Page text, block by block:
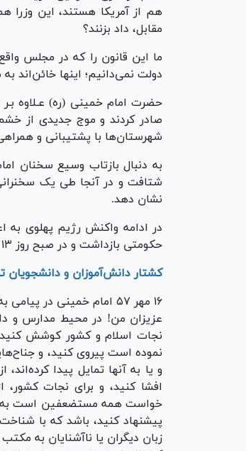
هم از آمریکا هستند، این وزرا
مقابل، داد بزنند؟
ما این قانون را که در مجلس
دولت نمی‌دانیم؛ اینها خائن‌اند
حضرت امام خمینی (ره) عـلاوه
صادر کردند و موج جدیدی از خشم
شهرستان‌ها با پشتیبانی و
به دنبال بازتاب وسیع سخنان
شتافت و در آنجا طی یک
نشان دهد.
حکومتی بازداشت و در صبح روز ۱۳ آبان با هواپیمای نظامی به ترکیه تبعید شدند.
کشتار دانش‌آموزان و دانشجویان
۱۶ مهر ۵۷ امام خمینی
عزیزان من! در محیط مدارس و
نجات اسلام و کشور کوشش
نموده است پیروی کنید، و
و یا به آنها تمایل پیدا
افشا کنید، و برای نجات
خواست همه مستضعفین است به
پیشنهاد کنید، باشد که با
زبان دیگران یا ناآشنایان به